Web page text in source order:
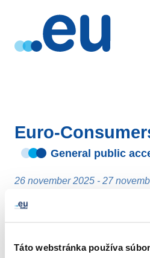
Táto webstránka používa
Euro-
General public
26 november 2025 - 27